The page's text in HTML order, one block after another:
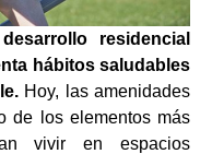
residencial
hábitos saludables
Hoy, las amenidades
de los elementos más
vivir en espacios